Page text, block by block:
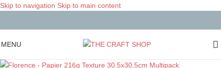
Skip to navigation Skip to main content
MENU